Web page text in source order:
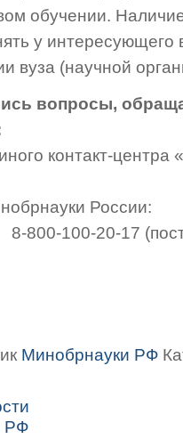
обучении.
у интересующего
вуза (научной
вопросы,
контакт-центра
России:
800-100-20-17
Минобрнауки РФ
РФ